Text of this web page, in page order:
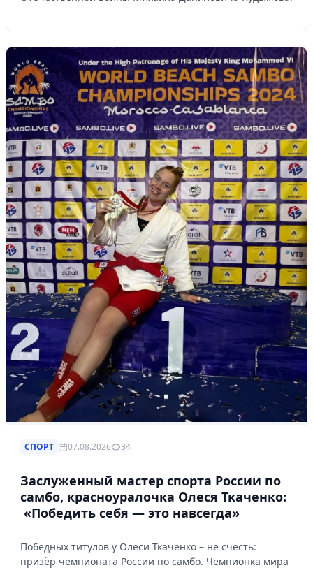
СПОРТ 07.08.2026 34
Заслуженный мастер спорта России по
самбо, красноуралочка Олеся Ткаченко:
«Победить себя — это навсегда»
Победных титулов у Олеси Ткаченко – не счесть:
призёр чемпионата России по самбо. Чемпионка мира